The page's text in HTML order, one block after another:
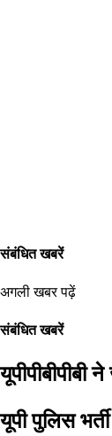
संबंधित खबरें
अगली खबर पढ़ें
संबंधित खबरें
यूपीपीबीपीबी
यूपी पुलिस